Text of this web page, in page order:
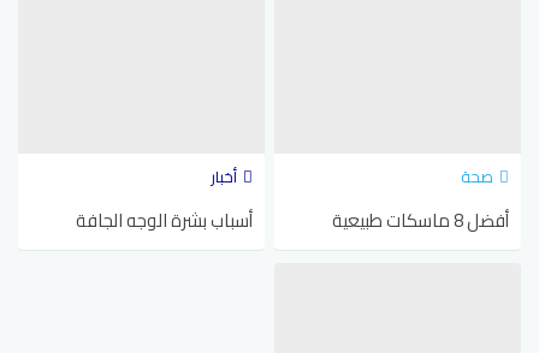
صحة
أفضل 8 ماسكات طبيعية
للبشرة الدهنية: دليلك لبشرة
أخبار
أسباب بشرة الوجه الجافة
والحساسة والعناية بها – فهم